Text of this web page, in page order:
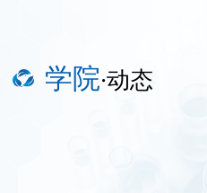
学院领导
总体概况
学院·动态